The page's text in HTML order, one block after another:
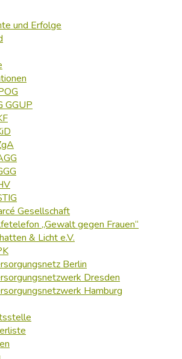
und Erfolge
GGUP
Gesellschaft
„Gewalt gegen Frauen“
& Licht e.V.
Berlin
Dresden
Hamburg